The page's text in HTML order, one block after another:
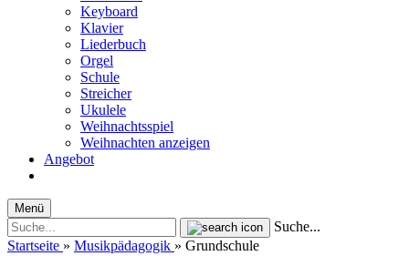
Keyboard
Klavier
Liederbuch
Orgel
Schule
Streicher
Ukulele
Weihnachtsspiel
Weihnachten anzeigen
Angebot
Menü
Suche...
Startseite » Musikpädagogik » Grundschule